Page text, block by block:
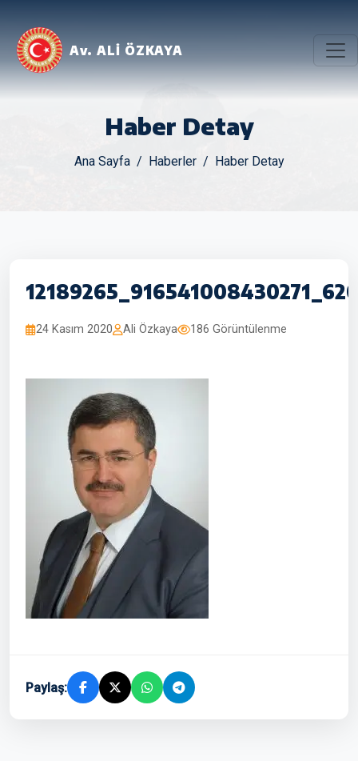
Av. ALİ ÖZKAYA
Haber Detay
Ana Sayfa Haberler Haber Detay
24 Kasım 2020 Ali Özkaya 186 Görüntülenme
Paylaş: